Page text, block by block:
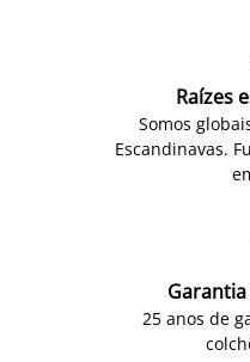
Raízes
Somos
Escandinavas.
25 anos de